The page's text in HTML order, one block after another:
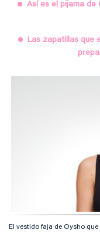
Así es el pijama de
Las zapatillas que
El vestido faja de Oysho